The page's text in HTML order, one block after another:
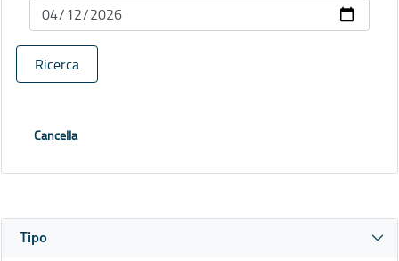
Ricerca
Cancella
Tipo